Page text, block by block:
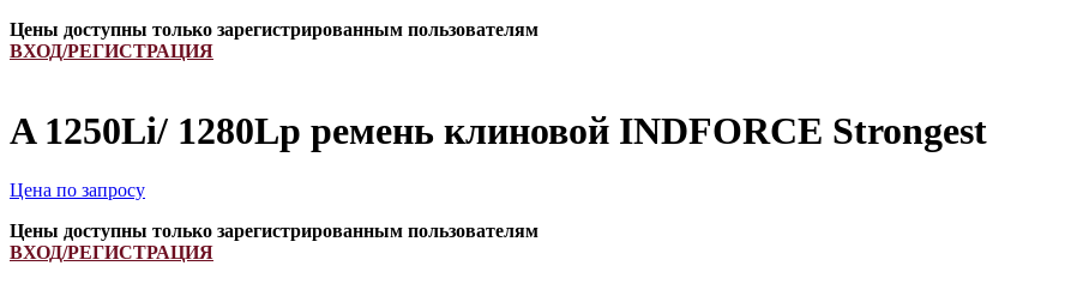
Цены доступны только зарегистрированным пользователям
ВХОД/РЕГИСТРАЦИЯ
A 1250Li/ 1280Lp ремень клиновой INDFORCE Strongest
Цена по запросу
Цены доступны только зарегистрированным пользователям
ВХОД/РЕГИСТРАЦИЯ